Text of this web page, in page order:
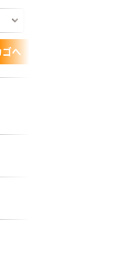
ゴへ